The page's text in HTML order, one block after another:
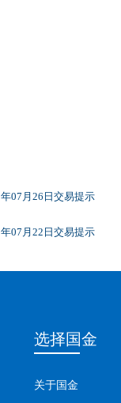
07月26日交易提示
07月22日交易提示
选择国金
关于国金